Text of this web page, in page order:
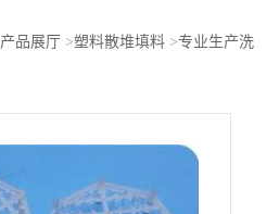
产品展厅>塑料散堆填料>专业生产洗